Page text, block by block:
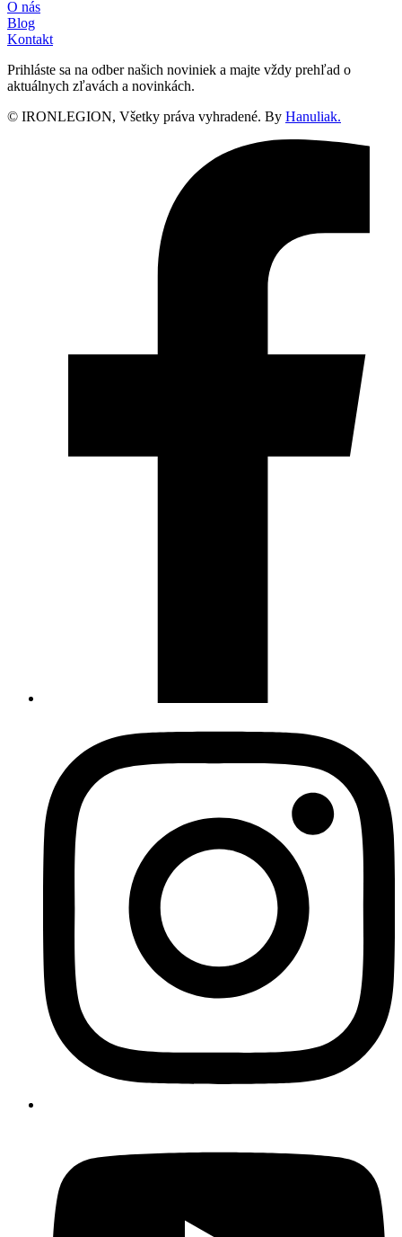
O nás
Blog
Kontakt
Prihláste sa na odber našich noviniek a majte vždy prehľad o
aktuálnych zľavách a novinkách.
© IRONLEGION, Všetky práva vyhradené. By Hanuliak.